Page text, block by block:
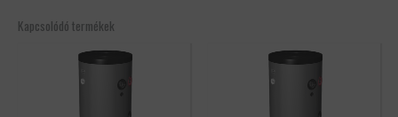
írhatnak véleményt.
Kapcsolódó termékek